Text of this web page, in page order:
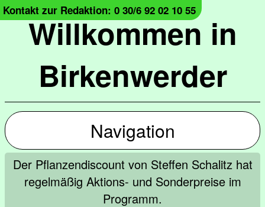
Willkommen in
Birkenwerder
Kontakt zur Redaktion: 0 30/6 92 02 10 55
Navigation
Der Pflanzendiscount von Steffen Schalitz hat
regelmäßig Aktions- und Sonderpreise im
Programm.